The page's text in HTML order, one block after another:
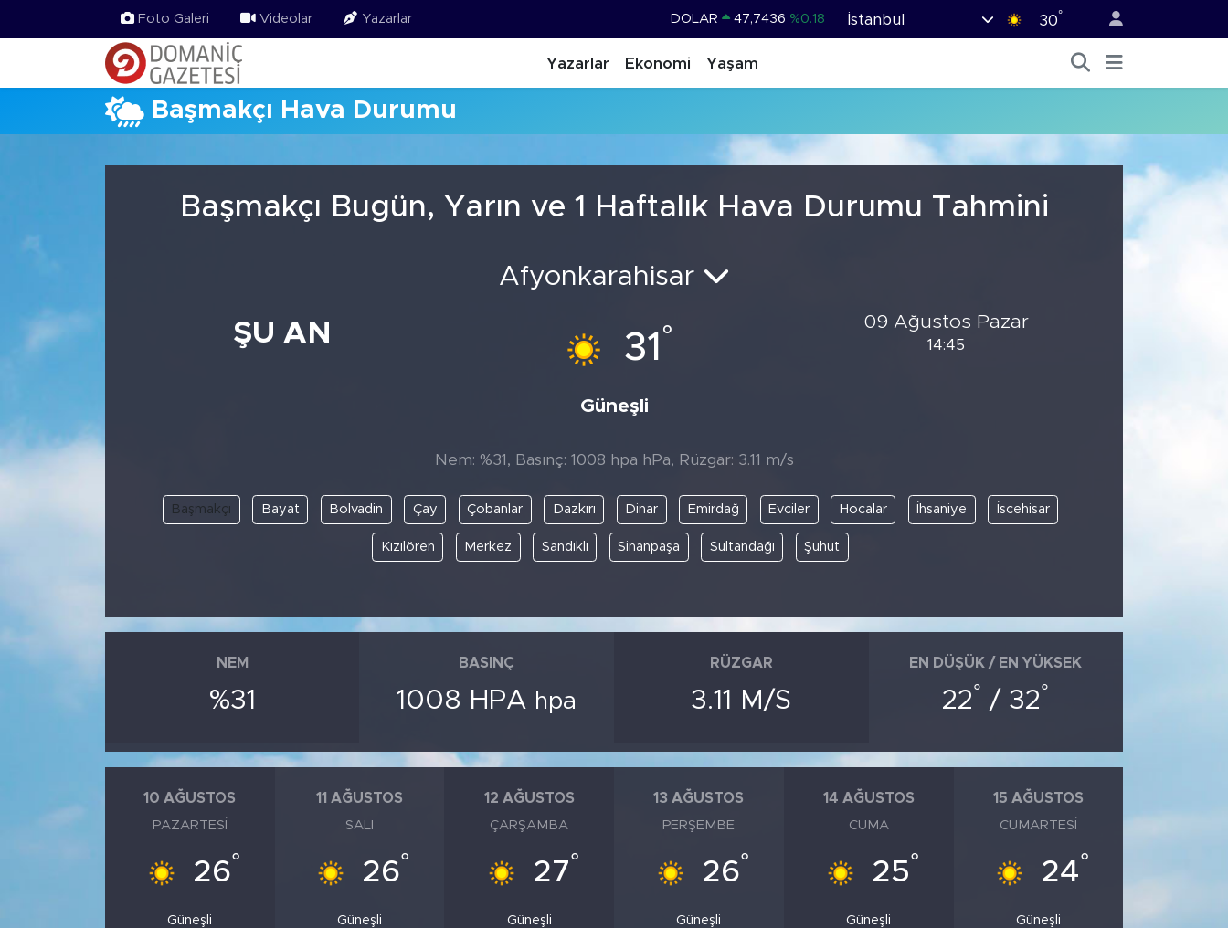
Foto Galeri Videolar Yazarlar DOLAR 47,7436 %0.18
STERLİN 64,4811 %0.38
BİST100 13.779 %-14
İstanbul 30°
Yazarlar Ekonomi Yaşam
Başmakçı Hava Durumu
Başmakçı Bugün, Yarın ve 1 Haftalık Hava Durumu Tahmini
ŞU AN
Afyonkarahisar
31 °
Güneşli
09 Ağustos Pazar
14:45
Nem: %31, Basınç: 1008 hpa hPa, Rüzgar: 3.11 m/s
Başmakçı Bayat Bolvadin Çay Çobanlar Dazkırı Dinar Emirdağ Evciler Hocalar İhsaniye İscehisar
Kızılören Merkez Sandıklı Sinanpaşa Sultandağı Şuhut
NEM
%31
BASINÇ
1008 HPA hpa
RÜZGAR
3.11 M/S
EN DÜŞÜK / EN YÜKSEK
22° / 32°
10 AĞUSTOS
PAZARTESI
26°
Güneşli
11 AĞUSTOS
SALI
26°
Güneşli
12 AĞUSTOS
ÇARŞAMBA
27°
Güneşli
13 AĞUSTOS
PERŞEMBE
26°
Güneşli
14 AĞUSTOS
CUMA
25°
Güneşli
15 AĞUSTOS
CUMARTESI
24°
Güneşli